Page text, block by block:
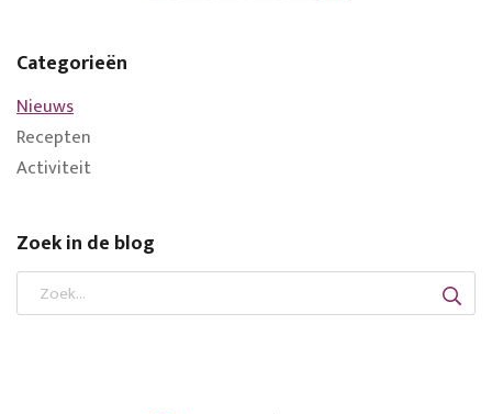
Categorieën
Nieuws
Recepten
Activiteit
Zoek in de blog